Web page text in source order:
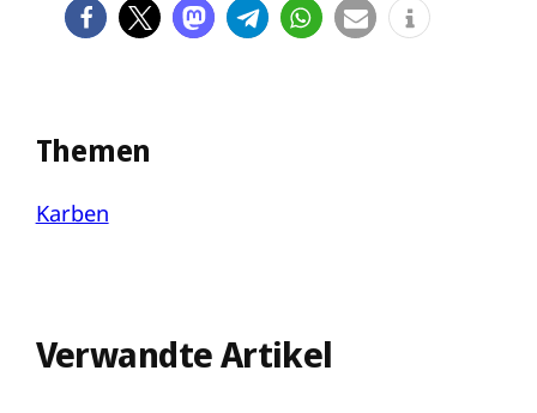
Themen
Karben
Verwandte Artikel